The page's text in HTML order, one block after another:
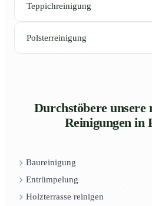
Teppichreinigung
Polsterreinigung
Durchstöbere unsere
Reinigungen in
Baureinigung
Entrümpelung
Holzterrasse reinigen